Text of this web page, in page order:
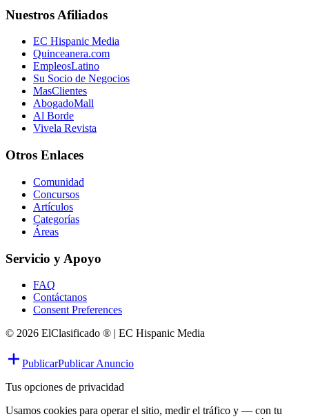
Nuestros Afiliados
EC Hispanic Media
Quinceanera.com
EmpleosLatino
Su Socio de Negocios
MasClientes
AbogadoMall
Al Borde
Vivela Revista
Otros Enlaces
Comunidad
Concursos
Artículos
Categorías
Áreas
Servicio y Apoyo
FAQ
Contáctanos
Consent Preferences
© 2026 ElClasificado ® | EC Hispanic Media
PublicarPublicar Anuncio
Tus opciones de privacidad
Usamos cookies para operar el sitio, medir el tráfico y — con tu